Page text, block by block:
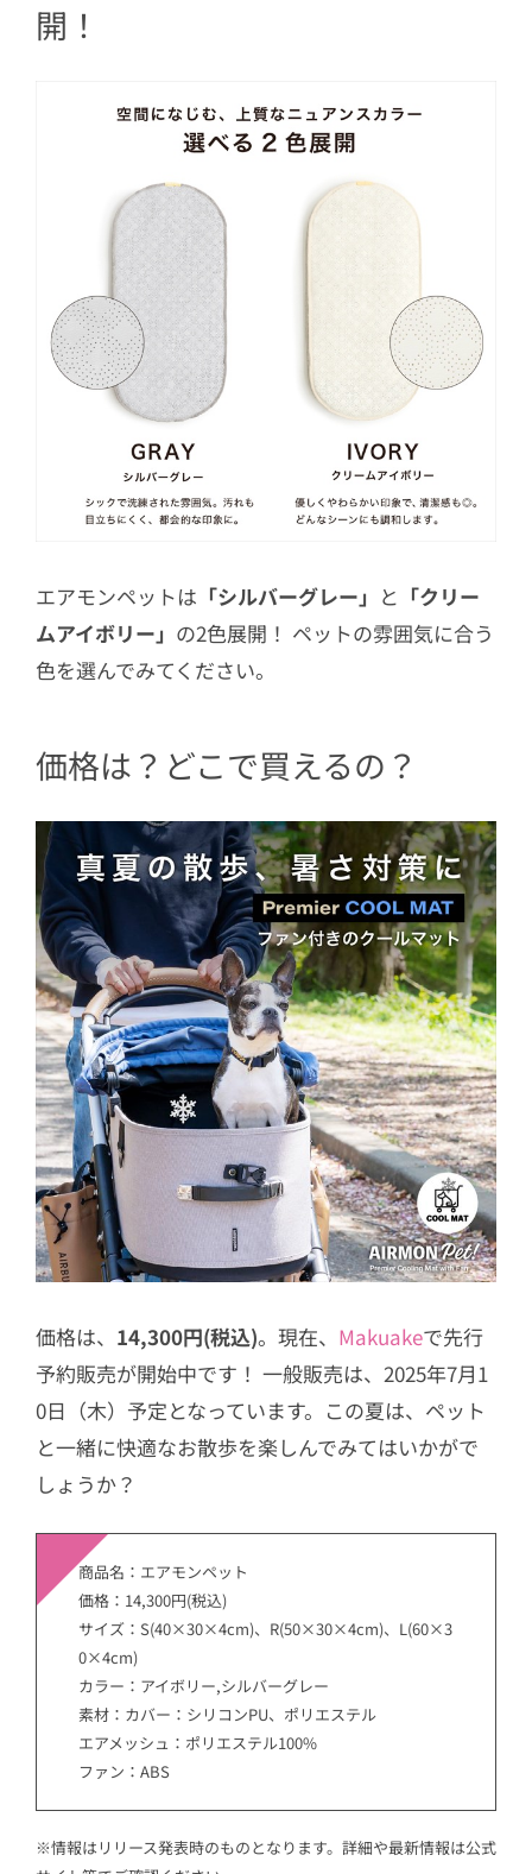
開！
エアモンペットは 「シルバーグレー」 と 「クリー
ムアイボリー」 の2色展開！ ペットの雰囲気に合う
色を選んでみてください。
価格は？どこで買えるの？
価格は、 14,300円(税込)。現在、 Makuakeで先行
予約販売が開始中です！ 一般販売は、2025年7月1
0日（木）予定となっています。この夏は、ペット
と一緒に快適なお散歩を楽しんでみてはいかがで
しょうか？
商品名：エアモンペット
価格：14,300円(税込)
サイズ：S(40×30×4cm)、R(50×30×4cm)、L(60×3
0×4cm)
カラー：アイボリー,シルバーグレー
素材：カバー：シリコンPU、ポリエステル
エアメッシュ：ポリエステル100%
ファン：ABS
※情報はリリース発表時のものとなります。詳細や最新情報は公式